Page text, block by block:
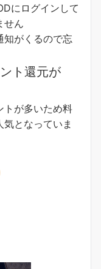
にログインして
せん
知がくるので忘
ト還元が
トが多いため料
となっていま